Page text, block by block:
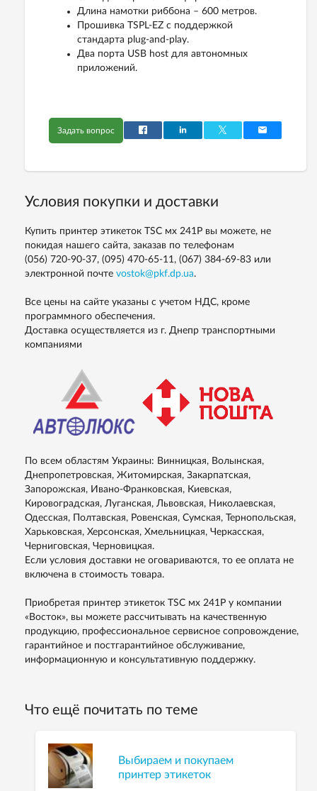
Длина намотки риббона – 600 метров.
Прошивка TSPL-EZ с поддержкой
стандарта plug-and-play.
Два порта USB host для автономных
приложений.
Задать вопрос
Условия покупки и доставки
Купить принтер этикеток TSC мх 241P вы можете, не
покидая нашего сайта, заказав по телефонам
(056) 720-90-37, (095) 470-65-11, (067) 384-69-83 или
электронной почте vostok@pkf.dp.ua.
Все цены на сайте указаны с учетом НДС, кроме
программного обеспечения.
Доставка осуществляется из г. Днепр транспортными
компаниями
По всем областям Украины: Винницкая, Волынская,
Днепропетровская, Житомирская, Закарпатская,
Запорожская, Ивано-Франковская, Киевская,
Кировоградская, Луганская, Львовская, Николаевская,
Одесская, Полтавская, Ровенская, Сумская, Тернопольская,
Харьковская, Херсонская, Хмельницкая, Черкасская,
Черниговская, Черновицкая.
Если условия доставки не оговариваются, то ее оплата не
включена в стоимость товара.
Приобретая принтер этикеток TSC мх 241P у компании
«Восток», вы можете рассчитывать на качественную
продукцию, профессиональное сервисное сопровождение,
гарантийное и постгарантийное обслуживание,
информационную и консультативную поддержку.
Что ещё почитать по теме
Выбираем и покупаем
принтер этикеток